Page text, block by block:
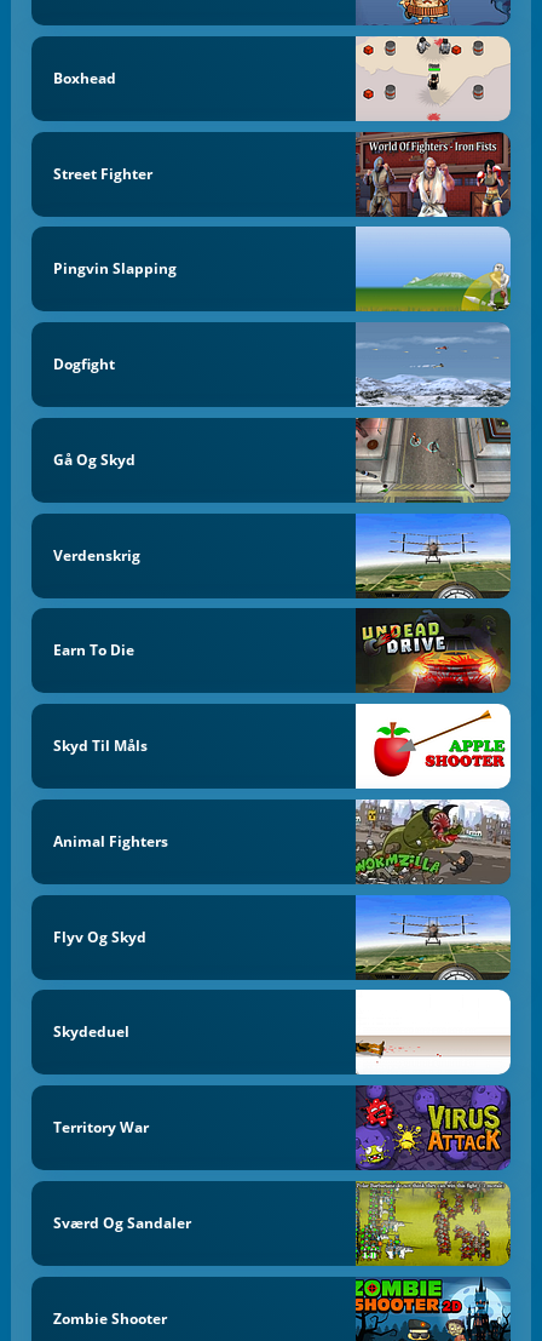
Boxhead
Street Fighter
Pingvin Slapping
Dogfight
Gå Og Skyd
Verdenskrig
Earn To Die
Skyd Til Måls
Animal Fighters
Flyv Og Skyd
Skydeduel
Territory War
Sværd Og Sandaler
Zombie Shooter